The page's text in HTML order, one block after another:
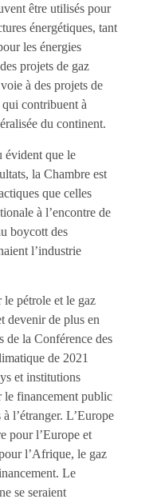
être utilisés pour
énergétiques, tant
les énergies
projets de gaz
à des projets de
contribuent à
du continent.
évident que le
la Chambre est
que celles
à l’encontre de
boycott des
l’industrie
le pétrole et le gaz
devenir de plus en
de la Conférence des
de 2021
et institutions
le financement public
l’étranger. L’Europe
pour l’Europe et
l’Afrique, le gaz
Le
se seraient